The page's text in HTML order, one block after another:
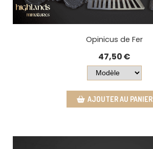
Opinicus de Fer
47,50€
AJOUTER AU PANIER